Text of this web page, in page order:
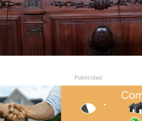
Publicidad